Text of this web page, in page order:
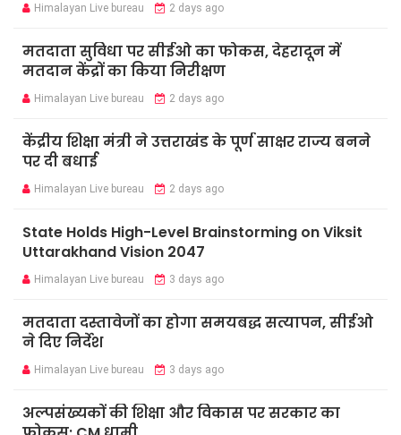
Himalayan Live bureau 2 days ago
मतदाता सुविधा पर सीईओ का फोकस, देहरादून में
मतदान केंद्रों का किया निरीक्षण
Himalayan Live bureau 2 days ago
केंद्रीय शिक्षा मंत्री ने उत्तराखंड के पूर्ण साक्षर राज्य बनने
पर दी बधाई
Himalayan Live bureau 2 days ago
State Holds High-Level Brainstorming on Viksit
Uttarakhand Vision 2047
Himalayan Live bureau 3 days ago
मतदाता दस्तावेजों का होगा समयबद्ध सत्यापन, सीईओ
ने दिए निर्देश
Himalayan Live bureau 3 days ago
अल्पसंख्यकों की शिक्षा और विकास पर सरकार का